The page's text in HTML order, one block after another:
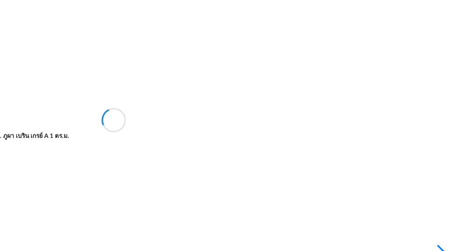
ภูผา เบริน เกรย์ A 1 ตร.ม.